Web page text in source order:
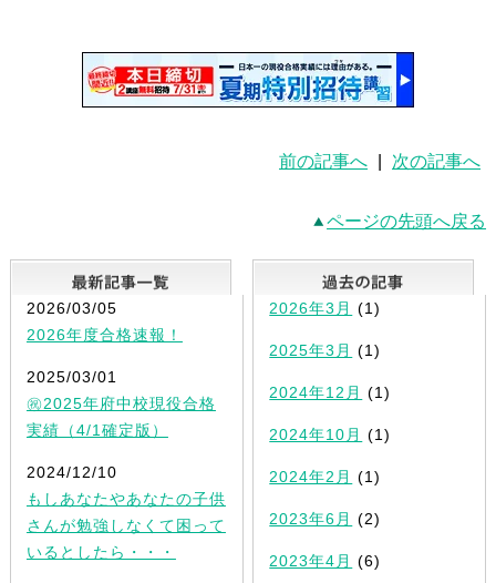
前の記事へ 次の記事へ
ページの先頭へ戻る
最新記事一覧
2026/03/05
2026年度合格速報！
2025/03/01
㊗2025年府中校現役合格
実績（4/1確定版）
2024/12/10
もしあなたやあなたの子供
さんが勉強しなくて困って
いるとしたら・・・
2026年3月 (1)
2025年3月 (1)
2024年12月 (1)
2024年10月 (1)
2024年2月 (1)
2023年6月 (2)
2023年4月 (6)